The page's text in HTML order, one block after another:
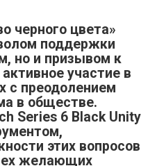
черного цвета»
поддержки
но и призывом к
участие в
с преодолением
в обществе.
Series 6 Black Unity
этих вопросов
желающих